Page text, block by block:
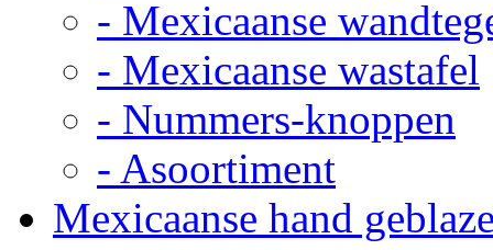
- Mexicaanse
- Mexicaanse wastafel
- Nummers-knoppen
- Asoortiment
Mexicaanse hand